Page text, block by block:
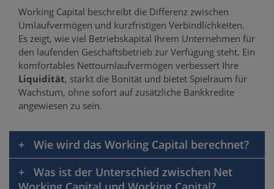
Working Capital beschreibt die Differenz zwischen
Umlaufvermögen und kurzfristigen Verbindlichkeiten.
Es zeigt, wie viel Betriebskapital Ihrem Unternehmen für
den laufenden Geschäftsbetrieb zur Verfügung steht. Ein
komfortables Nettoumlaufvermögen verbessert Ihre
Liquidität, stärkt die Bonität und bietet Spielraum für
Wachstum, ohne sofort auf zusätzliche Bankkredite
angewiesen zu sein.
Wie wird das Working Capital berechnet?
Was ist der Unterschied zwischen Net